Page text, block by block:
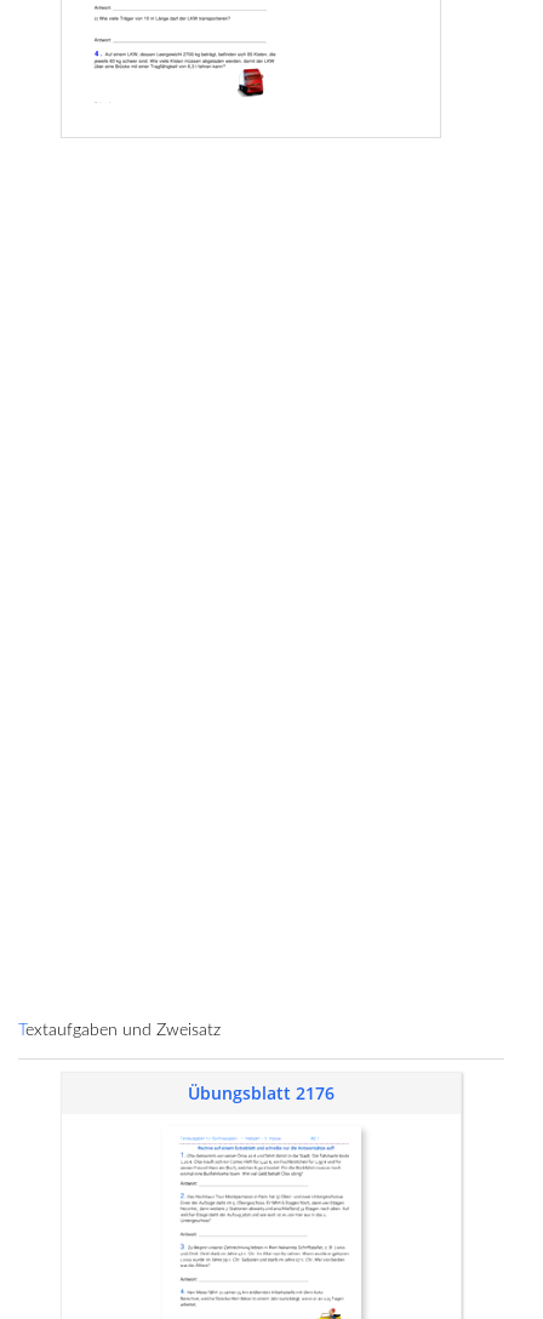
Textaufgaben und Zweisatz
Übungsblatt 2176